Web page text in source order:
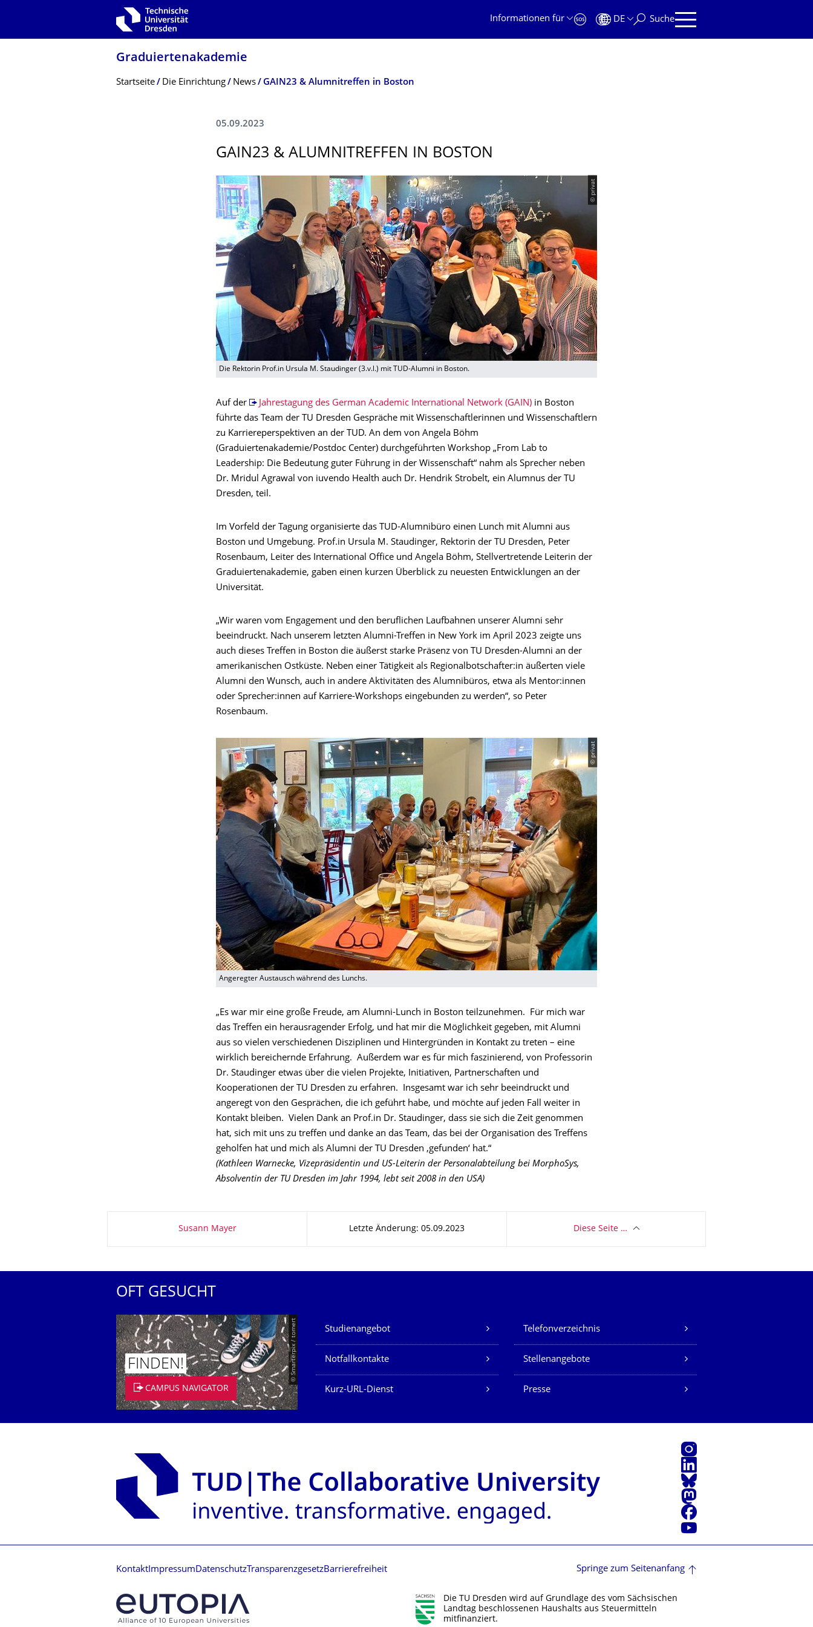
Zur Hauptnavigation springen
Informationen für
DE Suche
Graduiertenakade­mie
Breadcrumb-Menü
Startseite Die Einrichtung News GAIN23 & Alumnitreffen in Boston
05.09.2023
GAIN23 & ALUMNITREFFEN IN BOSTON
© privat
Die Rektorin Prof.in Ursula M. Staudinger (3.v.l.) mit TUD-Alumni in Boston.
Auf der Jahrestagung des German Academic International Network (GAIN)in Boston
führte das Team der TU Dresden Gespräche mit Wissenschaftlerinnen und Wissenschaftlern
zu Karriereperspektiven an der TUD. An dem von Angela Böhm
(Graduiertenakademie/Postdoc Center) durchgeführten Workshop „From Lab to
Leadership: Die Bedeutung guter Führung in der Wissenschaft“ nahm als Sprecher neben
Dr. Mridul Agrawal von iuvendo Health auch Dr. Hendrik Strobelt, ein Alumnus der TU
Dresden, teil.
Im Vorfeld der Tagung organisierte das TUD-Alumnibüro einen Lunch mit Alumni aus
Boston und Umgebung. Prof.in Ursula M. Staudinger, Rektorin der TU Dresden, Peter
Rosenbaum, Leiter des International Office und Angela Böhm, Stellvertretende Leiterin der
Graduiertenakademie, gaben einen kurzen Überblick zu neuesten Entwicklungen an der
Universität.
„Wir waren vom Engagement und den beruflichen Laufbahnen unserer Alumni sehr
beeindruckt. Nach unserem letzten Alumni-Treffen in New York im April 2023 zeigte uns
auch dieses Treffen in Boston die äußerst starke Präsenz von TU Dresden-Alumni an der
amerikanischen Ostküste. Neben einer Tätigkeit als Regionalbotschafter:in äußerten viele
Alumni den Wunsch, auch in andere Aktivitäten des Alumnibüros, etwa als Mentor:innen
oder Sprecher:innen auf Karriere-Workshops eingebunden zu werden“, so Peter
Rosenbaum.
© privat
Angeregter Austausch während des Lunchs.
„Es war mir eine große Freude, am Alumni-Lunch in Boston teilzunehmen. Für mich war
das Treffen ein herausragender Erfolg, und hat mir die Möglichkeit gegeben, mit Alumni
aus so vielen verschiedenen Disziplinen und Hintergründen in Kontakt zu treten – eine
wirklich bereichernde Erfahrung. Außerdem war es für mich faszinierend, von Professorin
Dr. Staudinger etwas über die vielen Projekte, Initiativen, Partnerschaften und
Kooperationen der TU Dresden zu erfahren. Insgesamt war ich sehr beeindruckt und
angeregt von den Gesprächen, die ich geführt habe, und möchte auf jeden Fall weiter in
Kontakt bleiben. Vielen Dank an Prof.in Dr. Staudinger, dass sie sich die Zeit genommen
hat, sich mit uns zu treffen und danke an das Team, das bei der Organisation des Treffens
geholfen hat und mich als Alumni der TU Dresden ‚gefunden‘ hat.“
(Kathleen Warnecke, Vizepräsidentin und US-Leiterin der Personalabteilung bei MorphoSys,
Absolventin der TU Dresden im Jahr 1994, lebt seit 2008 in den USA)
Susann Mayer Letzte Änderung: 05.09.2023 Diese Seite …
OFT GESUCHT
© Smarterpix / tomert
FINDEN!
CAMPUS NAVIGATOR
Unsere Dienste
Studienangebot Telefonverzeichnis
Notfallkontakte Stellenangebote
Kurz-URL-Dienst Presse
Instagram
LinkedIn
Bluesky
Mastodon
Facebook
Youtube
Kontakt Impressum DatenschutzTransparenzgesetzBarrierefreiheit Springe zum Seitenanfang
Die TU Dresden wird auf Grundlage des vom Sächsischen
Landtag beschlossenen Haushalts aus Steuermitteln
mitfinanziert.